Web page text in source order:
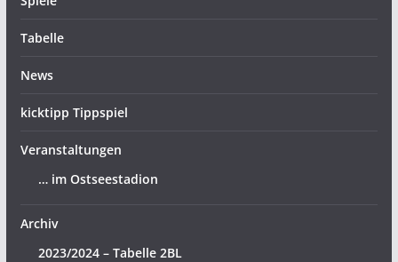
Tabelle
News
kicktipp Tippspiel
Veranstaltungen
… im Ostseestadion
Archiv
2023/2024 – Tabelle 2BL